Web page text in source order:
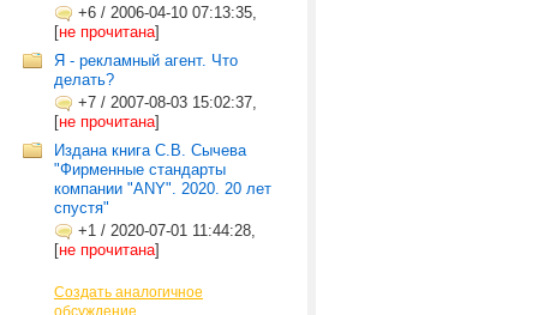
+6 / 2006-04-10 07:13:35,
[не прочитана]
Я - рекламный агент. Что
делать?
+7 / 2007-08-03 15:02:37,
[не прочитана]
Издана книга С.В. Сычева
"Фирменные стандарты
компании "ANY". 2020. 20 лет
спустя"
+1 / 2020-07-01 11:44:28,
[не прочитана]
Создать аналогичное
обсуждение...